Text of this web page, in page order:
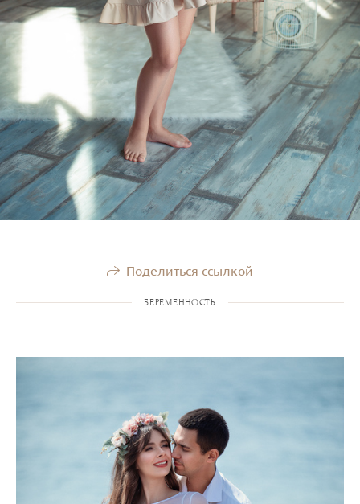
Поделиться ссылкой
БЕРЕМЕННОСТЬ